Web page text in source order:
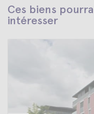
Ces biens
intéresser